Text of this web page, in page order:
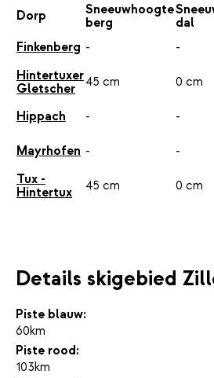
Dorp
Sneeuwhoogte
berg
dal
Finkenberg - -
Hintertuxer
Gletscher
45 cm 0 cm
Hippach - -
Mayrhofen - -
Tux -
Hintertux
45 cm 0 cm
Details skigebied
Piste blauw:
60km
Piste rood:
103km